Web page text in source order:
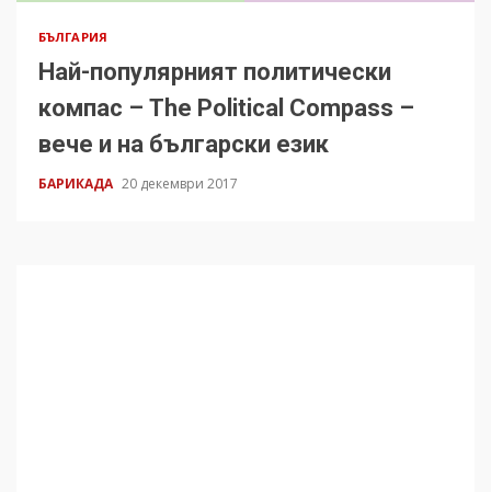
БЪЛГАРИЯ
Най-популярният политически
компас – The Political Compass –
вече и на български език
БАРИКАДА 20 декември 2017